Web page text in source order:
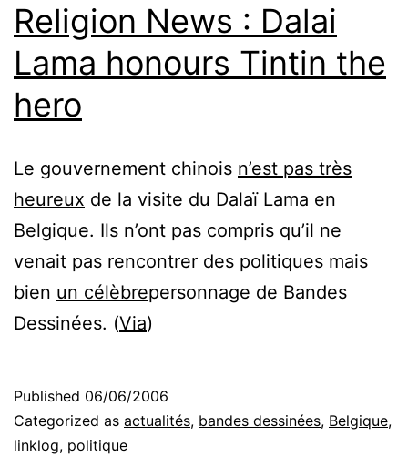
Religion News : Dalai
Lama honours Tintin the
hero
Le gouvernement chinois n’est pas très
heureux de la visite du Dalaï Lama en
Belgique. Ils n’ont pas compris qu’il ne
venait pas rencontrer des politiques mais
bien un célèbrepersonnage de Bandes
Dessinées. (Via)
Published 06/06/2006
Categorized as actualités, bandes dessinées, Belgique,
linklog, politique